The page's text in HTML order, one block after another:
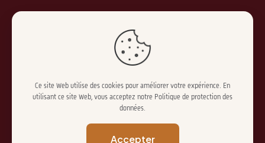
Politique de confidentialité
Mentions légales
Ce site Web utilise des cookies pour améliorer votre expérience. En
utilisant ce site Web, vous acceptez notre Politique de protection des
données.
Accepter